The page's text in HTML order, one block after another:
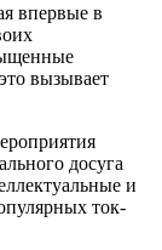
впервые в
вызывает
досуга
и
ток-